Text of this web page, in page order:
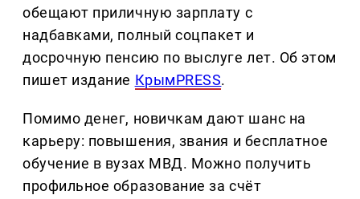
обещают приличную зарплату с
надбавками, полный соцпакет и
досрочную пенсию по выслуге лет. Об этом
пишет издание КрымPRESS.
Помимо денег, новичкам дают шанс на
карьеру: повышения, звания и бесплатное
обучение в вузах МВД. Можно получить
профильное образование за счёт